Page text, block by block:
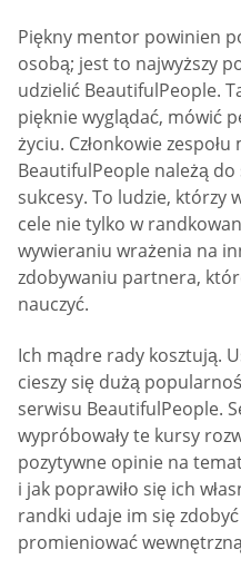
Piękny mentor powinien
osobą; jest to najwyższy
udzielić BeautifulPeople.
pięknie wyglądać, mówić
życiu. Członkowie
BeautifulPeople należą
sukcesy. To ludzie, którzy
cele nie tylko w
wywieraniu wrażenia na
zdobywaniu partnera,
nauczyć.
Ich mądre rady kosztują.
cieszy się dużą
serwisu BeautifulPeople.
wypróbowały te kursy
pozytywne opinie na
i jak poprawiło się ich
randki udaje im się
promieniować